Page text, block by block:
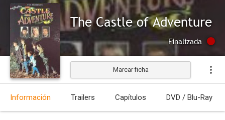
The Castle of Adventure
Finalizada
Marcar ficha
Información Trailers Capítulos DVD / Blu-Ray